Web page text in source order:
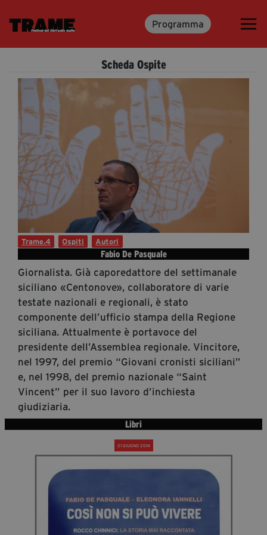
Programma
Trame.15
Libri
Media & Press
News & Kit
Accrediti Stampa
Cartella Stampa
Rassegna Stampa
Partecipa
Diventa Partner
Dona
Fondazione Trame
Chi Siamo
Civico Trame
#Trameascuola
Visioni Civiche
Mostra 3D - Visioni Civiche
Il Diritto di Essere
Archivio Storico
Contatti
Scheda Ospite
Fabio De Pasquale
Giornalista. Già caporedattore del settimanale
siciliano «Centonove», collaboratore di varie
testate nazionali e regionali, è stato
componente dell’ufficio stampa della Regione
siciliana. Attualmente è portavoce del
presidente dell’Assemblea regionale. Vincitore,
nel 1997, del premio “Giovani cronisti siciliani”
e, nel 1998, del premio nazionale “Saint
Vincent” per il suo lavoro d’inchiesta
giudiziaria.
Trame.4 Ospiti Autori
Libri
21 GIUGNO 2014